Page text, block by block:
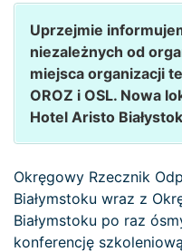
Uprzejmie
niezależnych od
miejsca organizacji
OROZ i OSL. Nowa
Hotel Aristo
Okręgowy Rzecznik
Białymstoku wraz z
Białymstoku po raz
konferencję